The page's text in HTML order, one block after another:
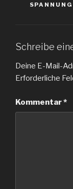
SPANNUNG
Schreibe
Deine E-Mail-
Erforderliche
Kommentar*